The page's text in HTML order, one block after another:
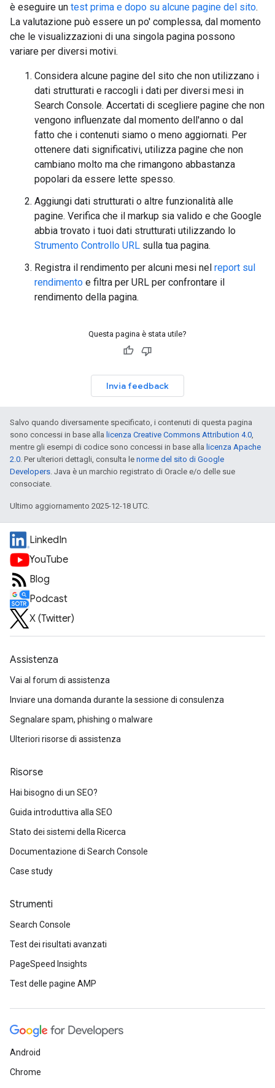
è eseguire un test prima e dopo su alcune pagine del sito.
La valutazione può essere un po' complessa, dal momento
che le visualizzazioni di una singola pagina possono
variare per diversi motivi.
Considera alcune pagine del sito che non utilizzano i
dati strutturati e raccogli i dati per diversi mesi in
Search Console. Accertati di scegliere pagine che non
vengono influenzate dal momento dell'anno o dal
fatto che i contenuti siamo o meno aggiornati. Per
ottenere dati significativi, utilizza pagine che non
cambiano molto ma che rimangono abbastanza
popolari da essere lette spesso.
Aggiungi dati strutturati o altre funzionalità alle
pagine. Verifica che il markup sia valido e che Google
abbia trovato i tuoi dati strutturati utilizzando lo
Strumento Controllo URL sulla tua pagina.
Registra il rendimento per alcuni mesi nel report sul
rendimento e filtra per URL per confrontare il
rendimento della pagina.
Questa pagina è stata utile?
Invia feedback
Salvo quando diversamente specificato, i contenuti di questa pagina
sono concessi in base alla licenza Creative Commons Attribution 4.0
mentre gli esempi di codice sono concessi in base alla licenza Apache
2.0 . Per ulteriori dettagli, consulta le norme del sito di Google
Developers . Java è un marchio registrato di Oracle e/o delle sue
consociate.
Ultimo aggiornamento 2025-12-18 UTC.
LinkedIn
YouTube
Blog
Podcast
X (Twitter)
Assistenza
Vai al forum di assistenza
Inviare una domanda durante la sessione di consulenza
Segnalare spam, phishing o malware
Ulteriori risorse di assistenza
Risorse
Hai bisogno di un SEO?
Guida introduttiva alla SEO
Stato dei sistemi della Ricerca
Documentazione di Search Console
Case study
Strumenti
Search Console
Test dei risultati avanzati
PageSpeed Insights
Test delle pagine AMP
Android
Chrome